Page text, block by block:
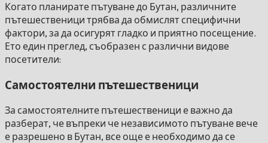
Когато планирате пътуване до Бутан, различните
пътешественици трябва да обмислят специфични
фактори, за да осигурят гладко и приятно посещение.
Ето един преглед, съобразен с различни видове
посетители:
Самостоятелни пътешественици
За самостоятелните пътешественици е важно да
разберат, че въпреки че независимото пътуване вече
е разрешено в Бутан, все още е необходимо да се